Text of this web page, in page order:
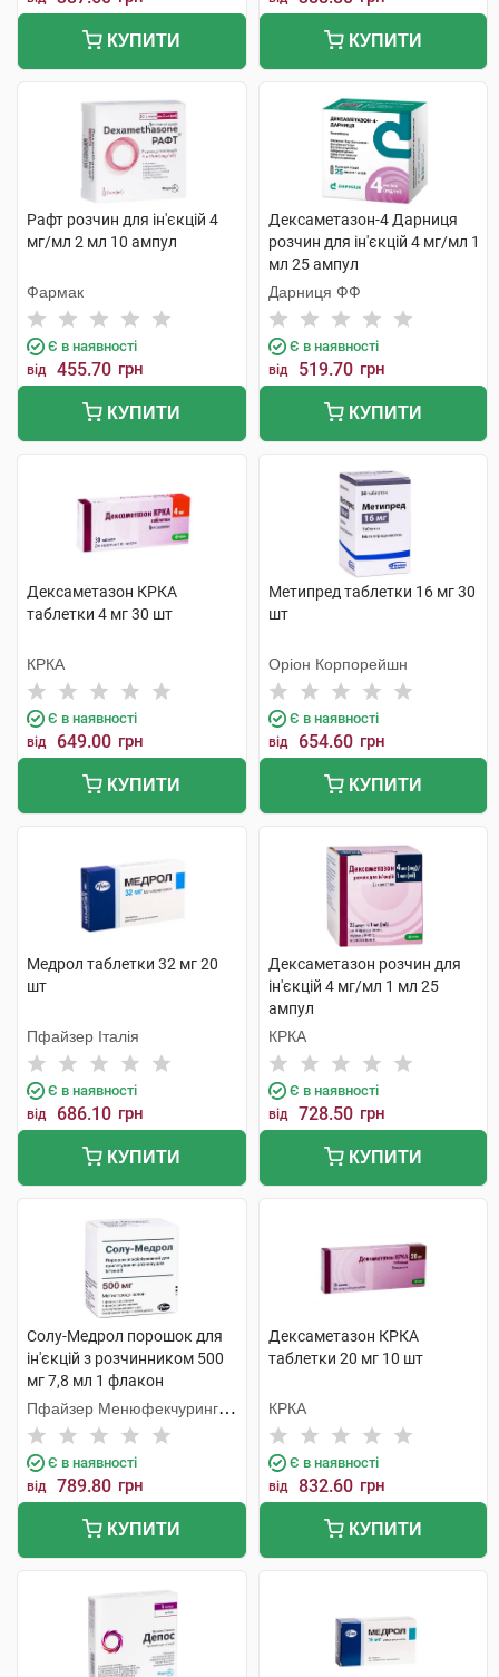
КУПИТИ КУПИТИ
Рафт розчин для ін'єкцій 4
мг/мл 2 мл 10 ампул
Фармак
Є в наявності
від 455.70 грн
КУПИТИ
Дексаметазон-4 Дарниця
розчин для ін'єкцій 4 мг/мл 1
мл 25 ампул
Дарниця ФФ
Є в наявності
від 519.70 грн
КУПИТИ
Дексаметазон КРКА
таблетки 4 мг 30 шт
КРКА
Є в наявності
від 649.00 грн
КУПИТИ
Метипред таблетки 16 мг 30
шт
Оріон Корпорейшн
Є в наявності
від 654.60 грн
КУПИТИ
Медрол таблетки 32 мг 20
шт
Пфайзер Італія
Є в наявності
від 686.10 грн
КУПИТИ
Дексаметазон розчин для
ін'єкцій 4 мг/мл 1 мл 25
ампул
КРКА
Є в наявності
від 728.50 грн
КУПИТИ
Солу-Медрол порошок для
ін'єкцій з розчинником 500
мг 7,8 мл 1 флакон
Пфайзер Менюфекчуринг
Бельгія
Є в наявності
від 789.80 грн
КУПИТИ
Дексаметазон КРКА
таблетки 20 мг 10 шт
КРКА
Є в наявності
від 832.60 грн
КУПИТИ